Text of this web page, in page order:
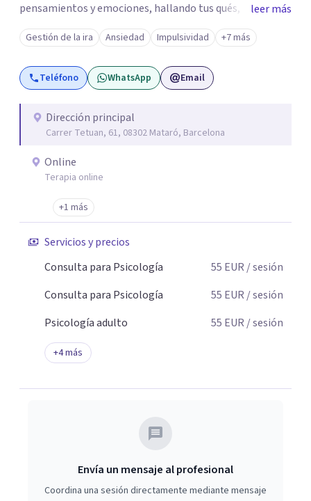
pensamientos y emociones, hallando tus qués, tus
cómos, tus porqués, tus cuándos y tus dóndes a lo largo
de tu vida. Así, podrás desenredar el lío que es vivir, podrás
aceptar quien eres: un ser humano que siente, que piensa
y que hace; un ser que se contradice, que tiene dudas y que
leer más
Gestión de la ira Ansiedad Impulsividad +7 más
Teléfono WhatsApp Email
Dirección principal
Carrer Tetuan, 61, 08302 Mataró, Barcelona
Online
Terapia online
+1 más
Servicios y precios
Consulta para Psicología
55 EUR / sesión
Consulta para Psicología
55 EUR / sesión
Psicología adulto
55 EUR / sesión
+4más
Envía un mensaje al profesional
Coordina una sesión directamente mediante mensaje